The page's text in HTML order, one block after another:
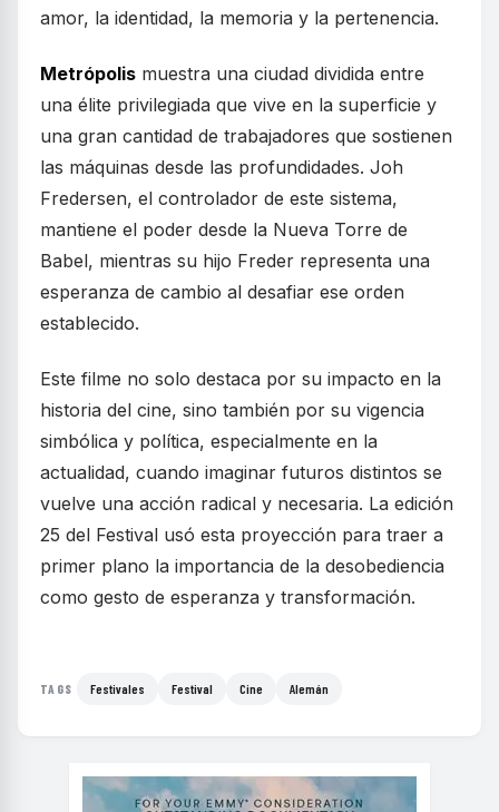
amor, la identidad, la memoria y la pertenencia.
Metrópolis muestra una ciudad dividida entre
una élite privilegiada que vive en la superficie y
una gran cantidad de trabajadores que sostienen
las máquinas desde las profundidades. Joh
Fredersen, el controlador de este sistema,
mantiene el poder desde la Nueva Torre de
Babel, mientras su hijo Freder representa una
esperanza de cambio al desafiar ese orden
establecido.
Este filme no solo destaca por su impacto en la
historia del cine, sino también por su vigencia
simbólica y política, especialmente en la
actualidad, cuando imaginar futuros distintos se
vuelve una acción radical y necesaria. La edición
25 del Festival usó esta proyección para traer a
primer plano la importancia de la desobediencia
como gesto de esperanza y transformación.
TAGS Festivales Festival Cine Alemán